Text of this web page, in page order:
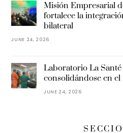
Misión Empresarial
fortalece la
bilateral
JUNE 24, 2026
Laboratorio La
consolidándose en
JUNE 24, 2026